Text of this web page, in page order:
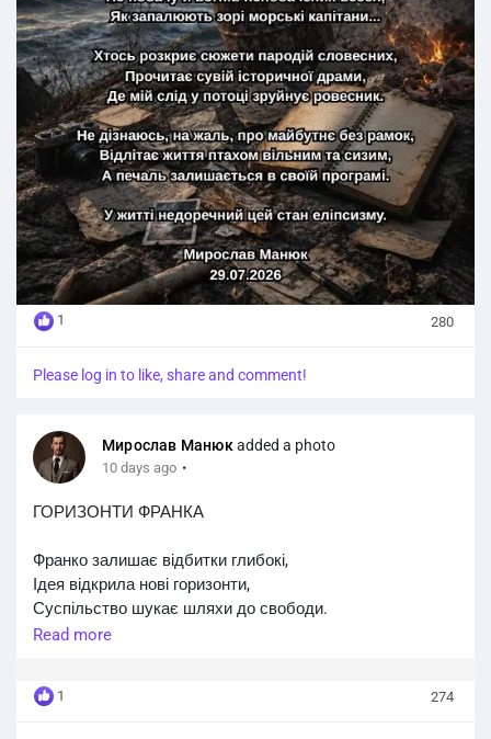
Де мій слід у потоці зруйнує ровесник.
Не дізнаюсь, на жаль, про майбутнє без рамок,
Відлітає життя птахом вільним та сизим,
А печаль залишається в своїй програмі.
У житті недоречний цей стан еліпсизму.
Мирослав Манюк
29.07.2026
1 280
Please log in to like, share and comment!
Мирослав Манюкadded a photo
10 days ago ·
ГОРИЗОНТИ ФРАНКА
Франко залишає відбитки глибокі,
Ідея відкрила нові горизонти,
Суспільство шукає шляхи до свободи.
Культура цвіте з цим надбанням синхронно.
Read more
1 274